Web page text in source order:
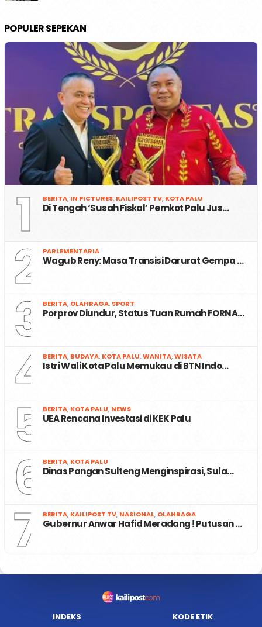
POPULER SEPEKAN
1 BERITA, IN PICTURES, KAILIPOST TV, KOTA PALU
Di Tengah ‘Susah Fiskal’ Pemkot Palu Jus…
2 PARLEMENTARIA
Wagub Reny: Masa Transisi Darurat Gempa …
3 BERITA, OLAHRAGA, SPORT
Porprov Diundur, Status Tuan Rumah FORNA…
4 BERITA, BUDAYA, KOTA PALU,WANITA,WISATA
Istri Wali Kota Palu Memukau di BTN Indo…
5 BERITA, KOTA PALU, NEWS
UEA Rencana Investasi di KEK Palu
6 BERITA, KOTA PALU
Dinas Pangan Sulteng Menginspirasi, Sula…
7 BERITA, KAILIPOST TV, NASIONAL, OLAHRAGA
Gubernur Anwar Hafid Meradang ! Putusan …
INDEKS KODE ETIK